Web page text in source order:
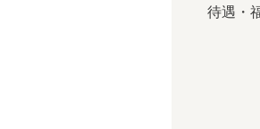
待遇・